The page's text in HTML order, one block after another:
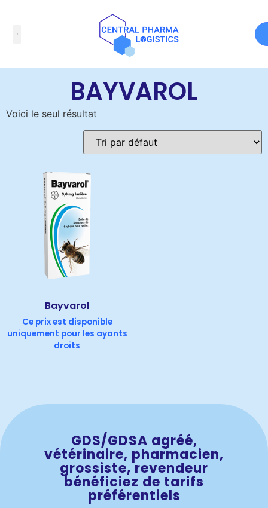
Accueil / Produits identifiés “BAYVAROL”
BAYVAROL
Voici le seul résultat
Bayvarol
Ce prix est disponible
uniquement pour les ayants
droits
GDS/GDSA agréé,
vétérinaire, pharmacien,
grossiste, revendeur
bénéficiez de tarifs
préférentiels